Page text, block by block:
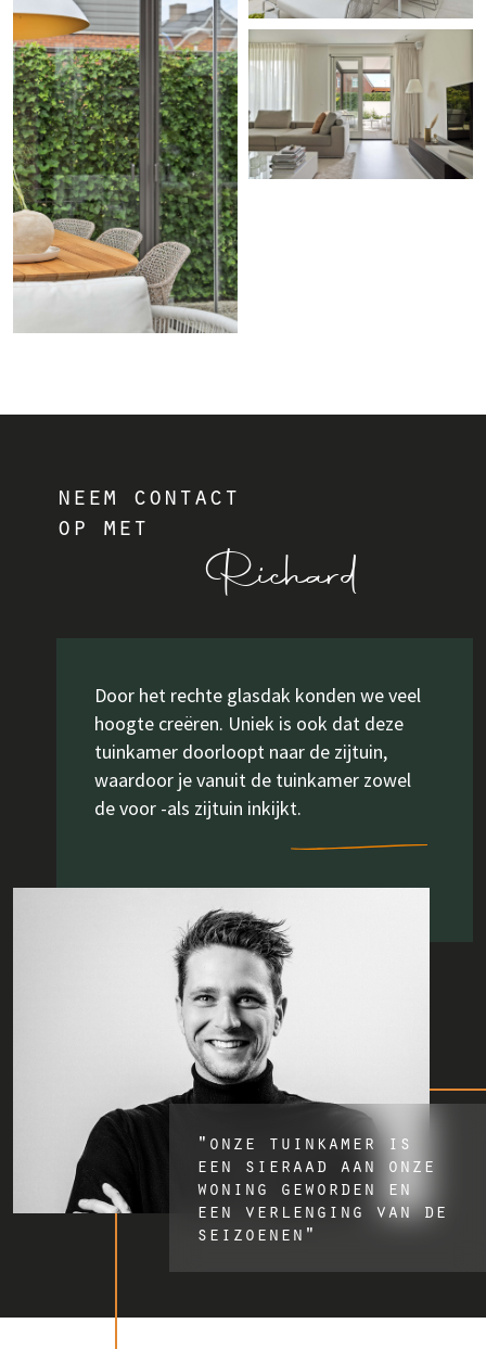
neem contact
op met
Richard
Door het rechte glasdak konden we veel
hoogte creëren. Uniek is ook dat deze
tuinkamer doorloopt naar de zijtuin,
waardoor je vanuit de tuinkamer zowel
de voor -als zijtuin inkijkt.
"onze tuinkamer is
een sieraad aan onze
woning geworden en
een verlenging van de
seizoenen"